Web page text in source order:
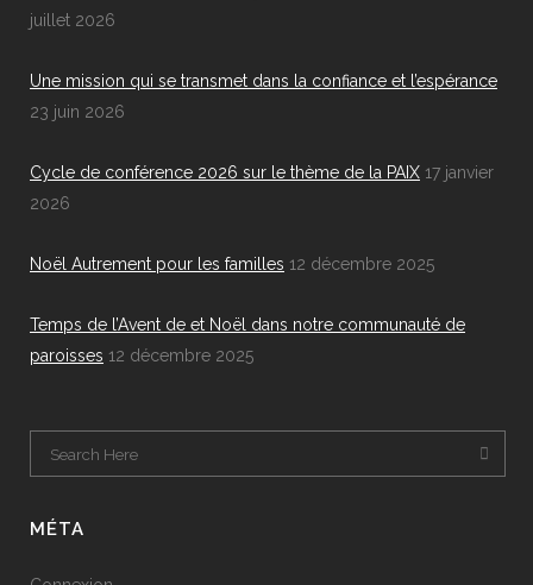
juillet 2026
Une mission qui se transmet dans la confiance et l’espérance
23 juin 2026
Cycle de conférence 2026 sur le thème de la PAIX 17 janvier
2026
Noël Autrement pour les familles 12 décembre 2025
Temps de l’Avent de et Noël dans notre communauté de
paroisses 12 décembre 2025
MÉTA